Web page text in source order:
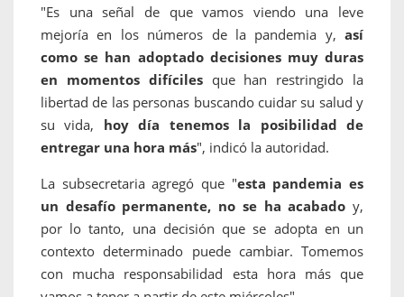
"Es una señal de que vamos viendo una leve
mejoría en los números de la pandemia y, así
como se han adoptado decisiones muy duras
en momentos difícilesque han restringido la
libertad de las personas buscando cuidar su salud y
su vida, hoy día tenemos la posibilidad de
entregar una hora más", indicó la autoridad.
La subsecretaria agregó que "esta pandemia es
un desafío permanente, no se ha acabado y,
por lo tanto, una decisión que se adopta en un
contexto determinado puede cambiar. Tomemos
con mucha responsabilidad esta hora más que